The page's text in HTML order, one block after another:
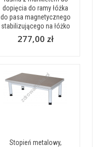
dopięcia do ramy łóżka
do pasa magnetycznego
stabilizującego na łóżko
277,00 zł
Stopień metalowy,